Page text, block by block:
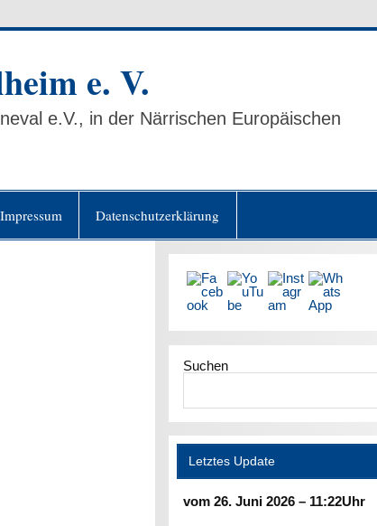
e. V.
e.V., in der Närrischen Europäischen
Datenschutzerklärung
Suchen
Letztes Update
vom 26. Juni 2026 – 11:22Uhr